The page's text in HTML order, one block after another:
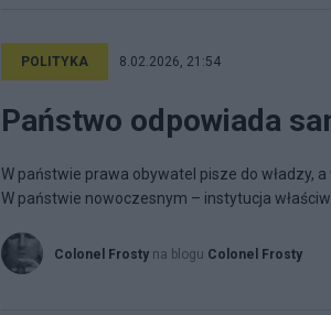
POLITYKA 8.02.2026, 21:54
Państwo odpowiada
W państwie prawa obywatel pisze do władzy,
W państwie nowoczesnym – instytucja
Colonel Frosty na blogu Colonel Frosty